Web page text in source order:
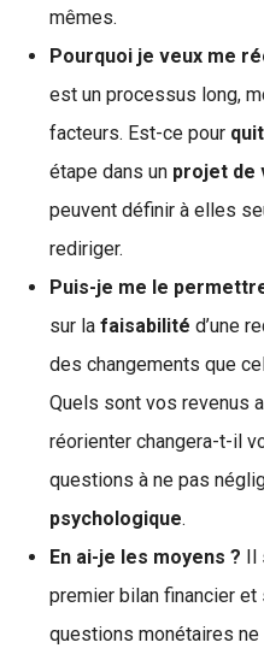
mêmes.
Pourquoi je veux me
est un processus long,
facteurs. Est-ce pour
étape dans un projet de
peuvent définir à elles
rediriger.
Puis-je me le
sur la faisabilité d’une
des changements que
Quels sont vos revenus
réorienter changera-t-il
questions à ne pas
psychologique.
En ai-je les moyens ?
premier bilan financier
questions monétaires